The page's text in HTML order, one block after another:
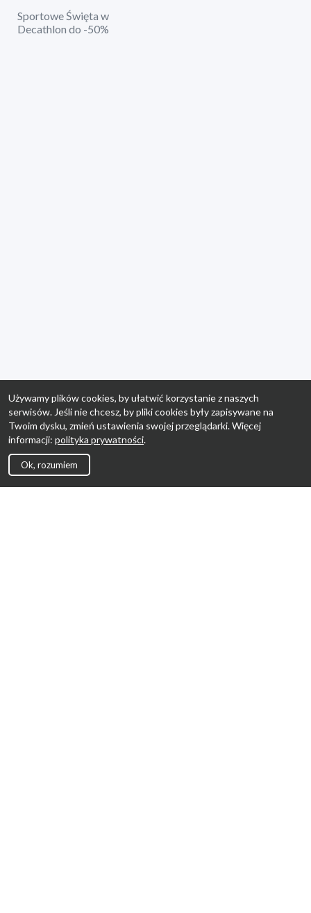
Sportowe Święta w
Decathlon do -50%
Używamy plików cookies, by ułatwić korzystanie z naszych
serwisów. Jeśli nie chcesz, by pliki cookies były zapisywane na
Twoim dysku, zmień ustawienia swojej przeglądarki. Więcej
informacji: polityka prywatności.
Ok, rozumiem